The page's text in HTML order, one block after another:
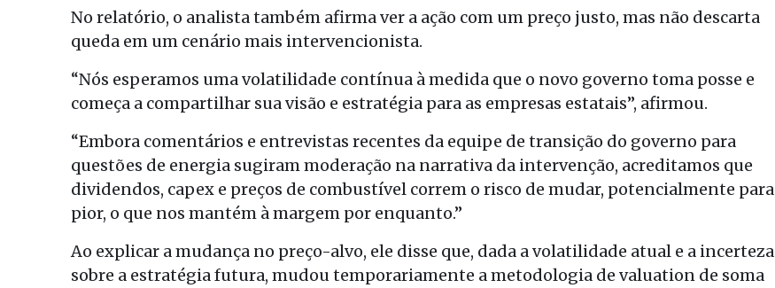
No relatório, o analista também afirma ver a ação com um preço justo, mas não descarta
queda em um cenário mais intervencionista.
“Nós esperamos uma volatilidade contínua à medida que o novo governo toma posse e
começa a compartilhar sua visão e estratégia para as empresas estatais”, afirmou.
“Embora comentários e entrevistas recentes da equipe de transição do governo para
questões de energia sugiram moderação na narrativa da intervenção, acreditamos que
dividendos, capex e preços de combustível correm o risco de mudar, potencialmente para
pior, o que nos mantém à margem por enquanto.”
Ao explicar a mudança no preço-alvo, ele disse que, dada a volatilidade atual e a incerteza
sobre a estratégia futura, mudou temporariamente a metodologia de valuation de soma